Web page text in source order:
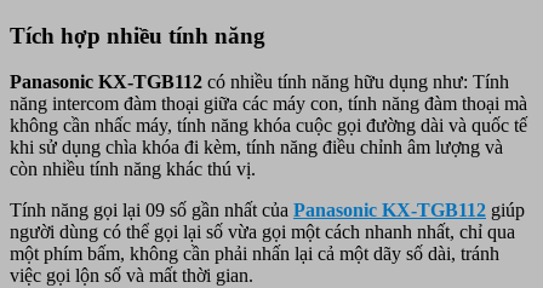
Tích hợp nhiều tính năng
Panasonic KX-TGB112 có nhiều tính năng hữu dụng như: Tính
năng intercom đàm thoại giữa các máy con, tính năng đàm thoại mà
không cần nhấc máy, tính năng khóa cuộc gọi đường dài và quốc tế
khi sử dụng chìa khóa đi kèm, tính năng điều chỉnh âm lượng và
còn nhiều tính năng khác thú vị.
Tính năng gọi lại 09 số gần nhất của Panasonic KX-TGB112 giúp
người dùng có thể gọi lại số vừa gọi một cách nhanh nhất, chỉ qua
một phím bấm, không cần phải nhấn lại cả một dãy số dài, tránh
việc gọi lộn số và mất thời gian.